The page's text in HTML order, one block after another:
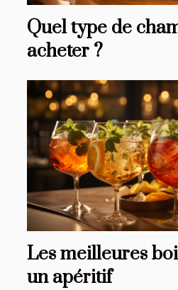
Quel type de
acheter ?
Les meilleures
un apéritif